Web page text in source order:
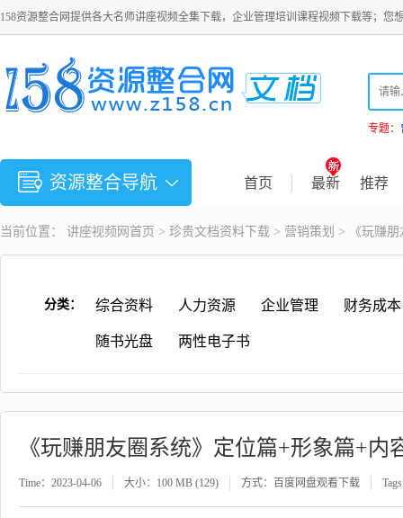
158资源整合网提供各大名师讲座视频全集下载，企业管理培训课程视频下载等；您
专题：
资源整合导航 首页 最新 推荐
当前位置： 讲座视频 网首页 > 珍贵文档资料下载 > 营销策划 > 《玩赚
分类： 综合资料 人力资源 企业管理 财务成本
随书光盘 两性电子书
《玩赚朋友圈系统》定位篇+形象篇+
Time：2023-04-06 大小：100 MB (129) 方式：百度网盘观看下载